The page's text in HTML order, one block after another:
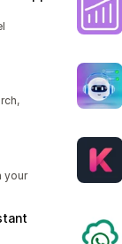
your